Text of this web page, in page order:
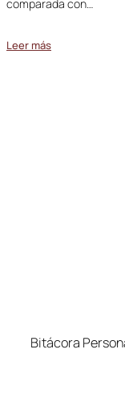
comparada con…
Leer más
Bitácora